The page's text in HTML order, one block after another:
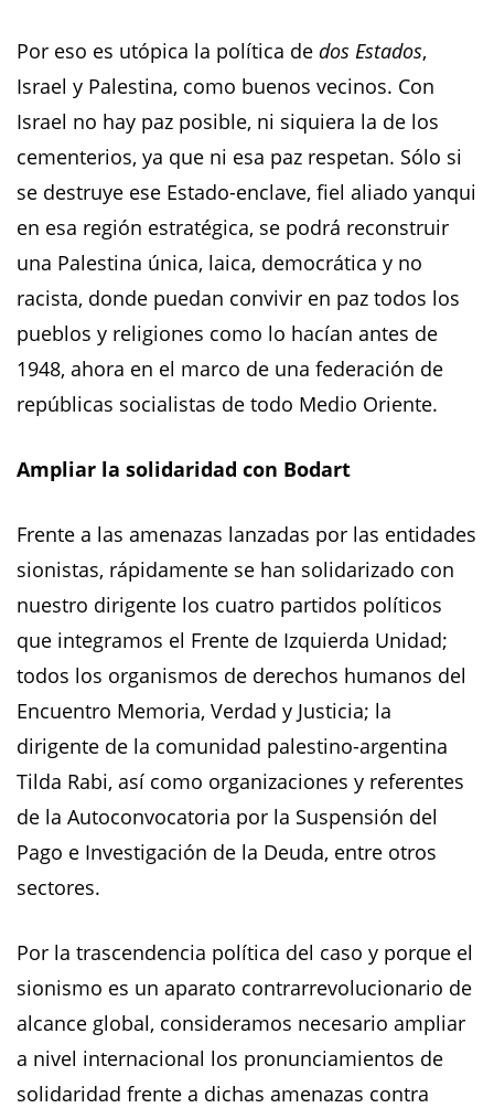
Por eso es utópica la política de dos Estados,
Israel y Palestina, como buenos vecinos. Con
Israel no hay paz posible, ni siquiera la de los
cementerios, ya que ni esa paz respetan. Sólo si
se destruye ese Estado-enclave, fiel aliado yanqui
en esa región estratégica, se podrá reconstruir
una Palestina única, laica, democrática y no
racista, donde puedan convivir en paz todos los
pueblos y religiones como lo hacían antes de
1948, ahora en el marco de una federación de
repúblicas socialistas de todo Medio Oriente.
Ampliar la solidaridad con Bodart
Frente a las amenazas lanzadas por las entidades
sionistas, rápidamente se han solidarizado con
nuestro dirigente los cuatro partidos políticos
que integramos el Frente de Izquierda Unidad;
todos los organismos de derechos humanos del
Encuentro Memoria, Verdad y Justicia; la
dirigente de la comunidad palestino-argentina
Tilda Rabi, así como organizaciones y referentes
de la Autoconvocatoria por la Suspensión del
Pago e Investigación de la Deuda, entre otros
sectores.
Por la trascendencia política del caso y porque el
sionismo es un aparato contrarrevolucionario de
alcance global, consideramos necesario ampliar
a nivel internacional los pronunciamientos de
solidaridad frente a dichas amenazas contra